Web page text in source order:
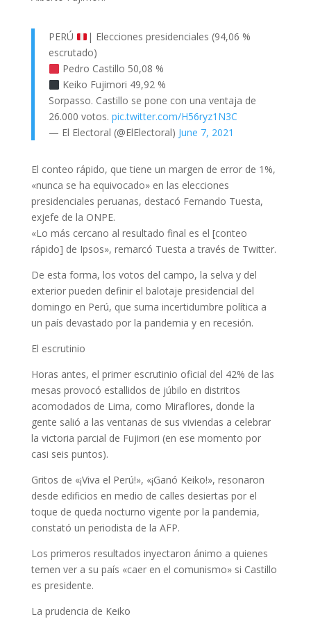
PERÚ
| Elecciones presidenciales (94,06 %
escrutado)
Pedro Castillo 50,08 %
Keiko Fujimori 49,92 %
Sorpasso. Castillo se pone con una ventaja de
26.000 votos. pic.twitter.com/H56ryz1N3C
— El Electoral (@ElElectoral) June 7, 2021
El conteo rápido, que tiene un margen de error de 1%,
«nunca se ha equivocado» en las elecciones
presidenciales peruanas, destacó Fernando Tuesta,
exjefe de la ONPE.
«Lo más cercano al resultado final es el [conteo
rápido] de Ipsos», remarcó Tuesta a través de Twitter.
De esta forma, los votos del campo, la selva y del
exterior pueden definir el balotaje presidencial del
domingo en Perú, que suma incertidumbre política a
un país devastado por la pandemia y en recesión.
El escrutinio
Horas antes, el primer escrutinio oficial del 42% de las
mesas provocó estallidos de júbilo en distritos
acomodados de Lima, como Miraflores, donde la
gente salió a las ventanas de sus viviendas a celebrar
la victoria parcial de Fujimori (en ese momento por
casi seis puntos).
Gritos de «¡Viva el Perú!», «¡Ganó Keiko!», resonaron
desde edificios en medio de calles desiertas por el
toque de queda nocturno vigente por la pandemia,
constató un periodista de la AFP.
Los primeros resultados inyectaron ánimo a quienes
temen ver a su país «caer en el comunismo» si Castillo
es presidente.
La prudencia de Keiko